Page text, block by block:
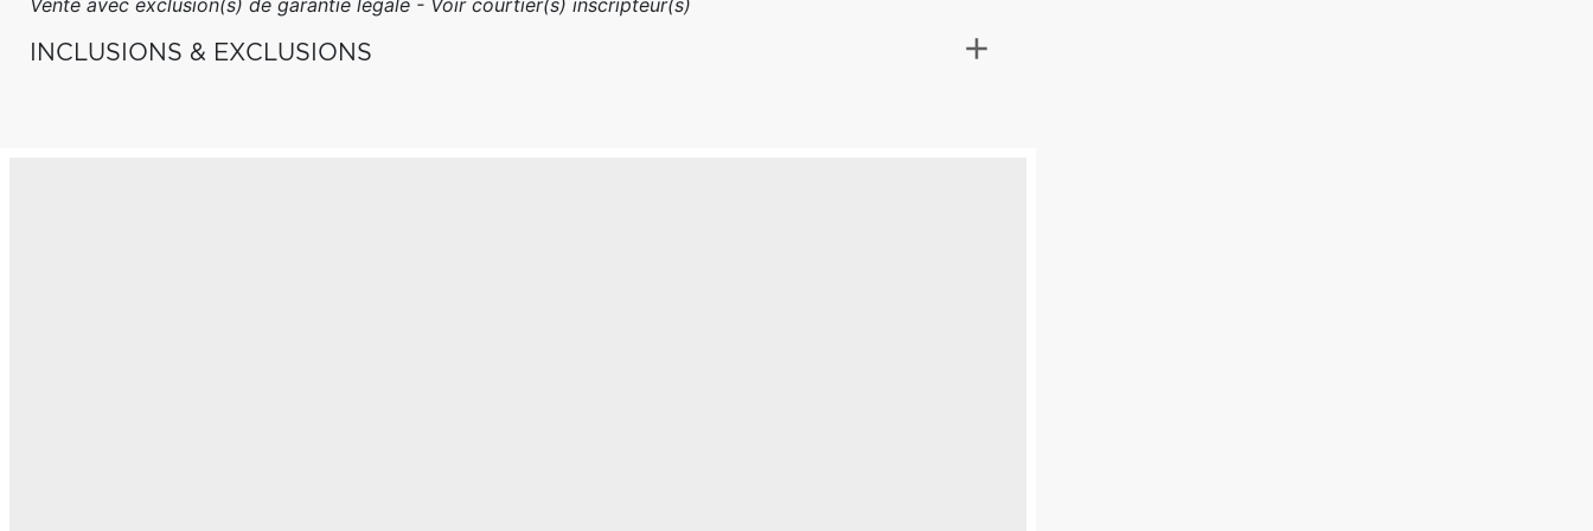
Vente avec exclusion(s) de garantie légale - Voir courtier(s) inscripteur(s)
INCLUSIONS & EXCLUSIONS